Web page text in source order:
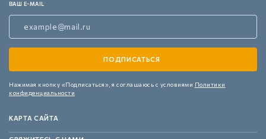
ВАШ E-MAIL
Нажимая кнопку «Подписаться», я соглашаюсь с условиями Политики
конфиденциальности
КАРТА САЙТА